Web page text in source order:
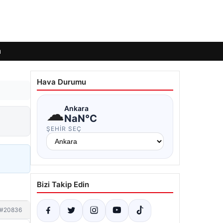
#20836
Hava Durumu
☁Ankara
NaN°C
ŞEHIR SEÇ
Bizi Takip Edin